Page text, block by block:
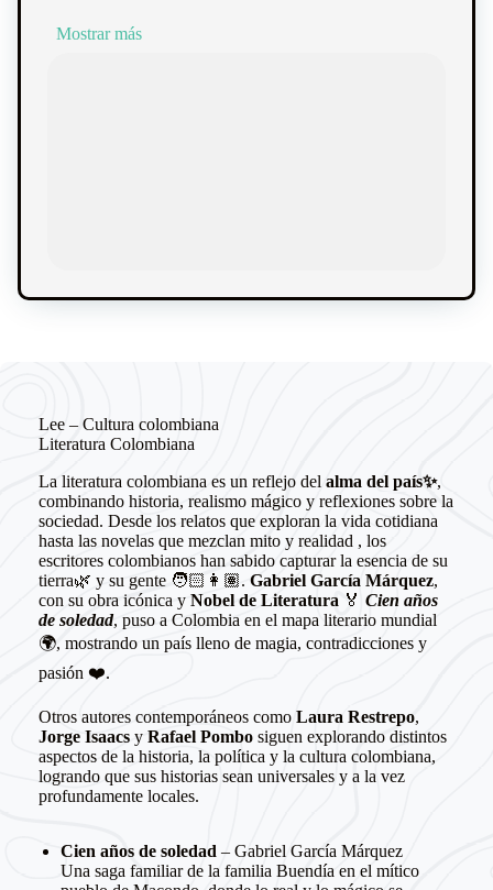
Mostrar más
Lee – Cultura colombiana
Literatura Colombiana
La literatura colombiana es un reflejo del alma del país✨,
combinando historia, realismo mágico y reflexiones sobre la
sociedad. Desde los relatos que exploran la vida cotidiana
hasta las novelas que mezclan mito y realidad , los
escritores colombianos han sabido capturar la esencia de su
tierra🌿 y su gente 🧑🏻👩🏽. Gabriel García Márquez,
con su obra icónica y Nobel de Literatura 🏅 Cien años
de soledad, puso a Colombia en el mapa literario mundial
🌍, mostrando un país lleno de magia, contradicciones y
pasión ❤️.
Otros autores contemporáneos como Laura Restrepo,
Jorge Isaacsy Rafael Pombosiguen explorando distintos
aspectos de la historia, la política y la cultura colombiana,
logrando que sus historias sean universales y a la vez
profundamente locales.
Cien años de soledad – Gabriel García Márquez
Una saga familiar de la familia Buendía en el mítico